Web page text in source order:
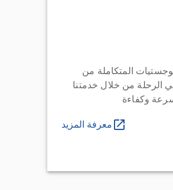
المتكاملة من
الرحلة من خلال خدمتنا
وكفاءة
معرفة المزيد